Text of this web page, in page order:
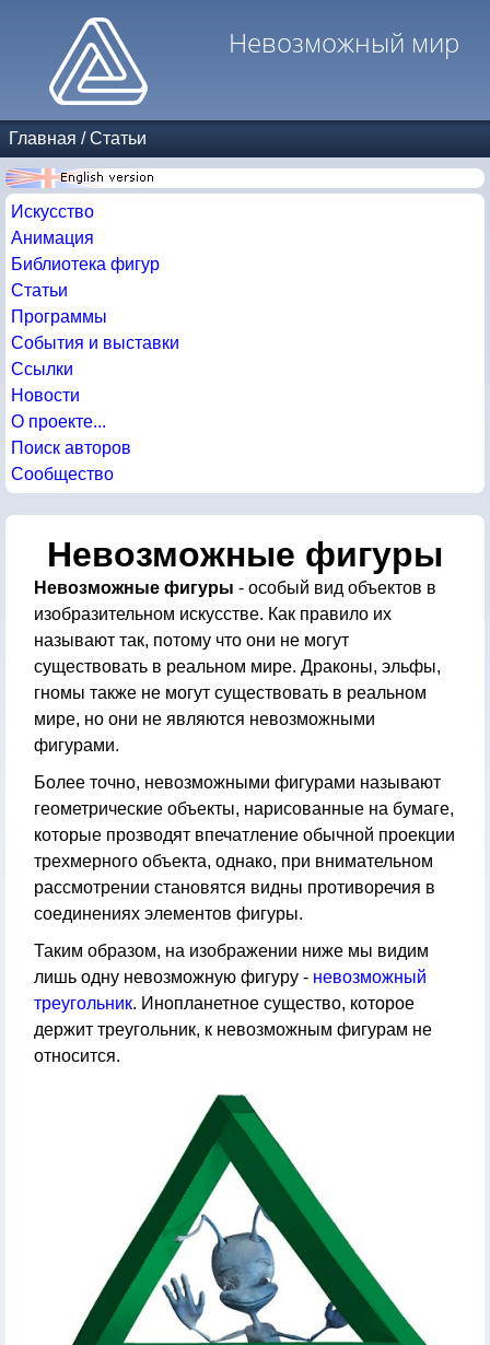
Невозможный мир
Главная /Статьи
Искусство
Анимация
Библиотека фигур
Статьи
Программы
События и выставки
Ссылки
Новости
О проекте...
Поиск авторов
Сообщество
Невозможные фигуры
Невозможные фигуры - особый вид объектов в
изобразительном искусстве. Как правило их
называют так, потому что они не могут
существовать в реальном мире. Драконы, эльфы,
гномы также не могут существовать в реальном
мире, но они не являются невозможными
фигурами.
Более точно, невозможными фигурами называют
геометрические объекты, нарисованные на бумаге,
которые прозводят впечатление обычной проекции
трехмерного объекта, однако, при внимательном
рассмотрении становятся видны противоречия в
соединениях элементов фигуры.
Таким образом, на изображении ниже мы видим
лишь одну невозможную фигуру - невозможный
треугольник. Инопланетное существо, которое
держит треугольник, к невозможным фигурам не
относится.